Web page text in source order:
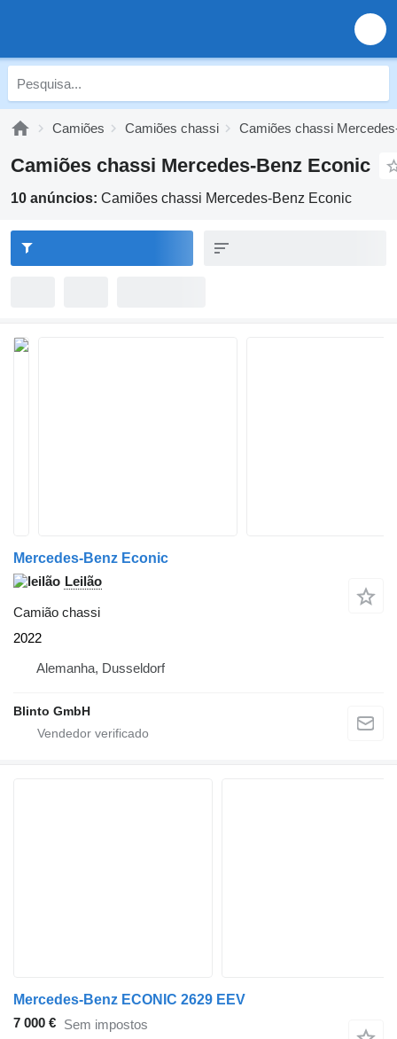
Camiões Camiões chassi Camiões chassi
Camiões chassi Mercedes-Benz Econic
10 anúncios: Camiões chassi Mercedes-Benz Econic
Mercedes-Benz Econic
Leilão
Camião chassi
2022
Alemanha, Dusseldorf
Blinto GmbH
Mercedes-Benz ECONIC 2629 EEV
7 000 € Sem impostos